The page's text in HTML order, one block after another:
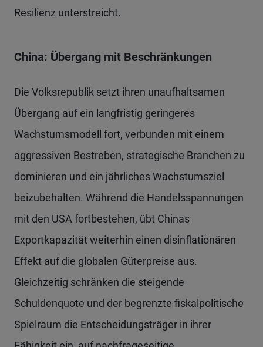
Resilienz unterstreicht.
China: Übergang mit Beschränkungen
Die Volksrepublik setzt ihren unaufhaltsamen
Übergang auf ein langfristig geringeres
Wachstumsmodell fort, verbunden mit einem
aggressiven Bestreben, strategische Branchen zu
dominieren und ein jährliches Wachstumsziel
beizubehalten. Während die Handelsspannungen
mit den USA fortbestehen, übt Chinas
Exportkapazität weiterhin einen disinflationären
Effekt auf die globalen Güterpreise aus.
Gleichzeitig schränken die steigende
Schuldenquote und der begrenzte fiskalpolitische
Spielraum die Entscheidungsträger in ihrer